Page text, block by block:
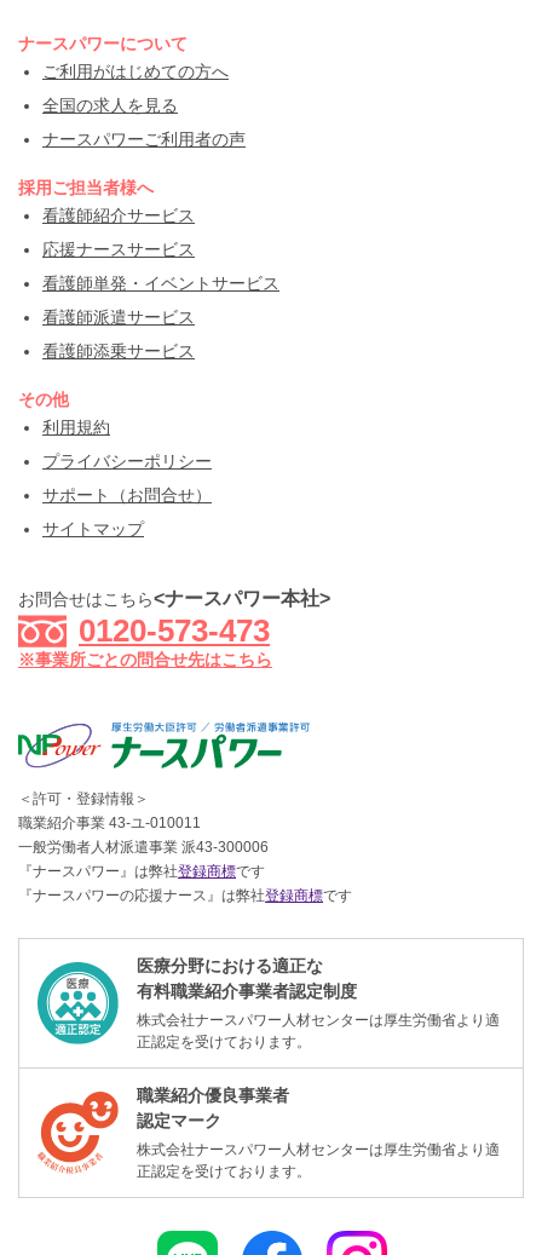
ナースパワーについて
ご利用がはじめての方へ
全国の求人を見る
ナースパワーご利用者の声
採用ご担当者様へ
看護師紹介サービス
応援ナースサービス
看護師単発・イベントサービス
看護師派遣サービス
看護師添乗サービス
その他
利用規約
プライバシーポリシー
サポート（お問合せ）
サイトマップ
お問合せはこちら<ナースパワー本社>
0120-573-473
※事業所ごとの問合せ先はこちら
＜許可・登録情報＞
職業紹介事業 43-ユ-010011
一般労働者人材派遣事業 派43-300006
『ナースパワー』は弊社登録商標です
『ナースパワーの応援ナース』は弊社登録商標です
医療分野における適正な
有料職業紹介事業者認定制度
株式会社ナースパワー人材センターは厚生労働省より適
正認定を受けております。
職業紹介優良事業者
認定マーク
株式会社ナースパワー人材センターは厚生労働省より適
正認定を受けております。